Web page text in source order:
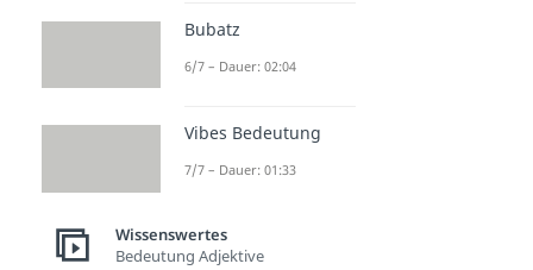
Bubatz
6/7 – Dauer: 02:04
Vibes Bedeutung
7/7 – Dauer: 01:33
Wissenswertes
Bedeutung Adjektive